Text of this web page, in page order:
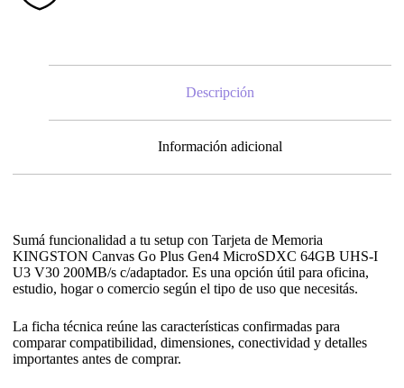
Descripción
Información adicional
Sumá funcionalidad a tu setup con Tarjeta de Memoria
KINGSTON Canvas Go Plus Gen4 MicroSDXC 64GB UHS-I
U3 V30 200MB/s c/adaptador. Es una opción útil para oficina,
estudio, hogar o comercio según el tipo de uso que necesitás.
La ficha técnica reúne las características confirmadas para
comparar compatibilidad, dimensiones, conectividad y detalles
importantes antes de comprar.